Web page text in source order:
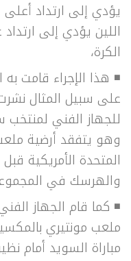
يؤدي إلى ارتداد
اللين يؤدي إلى
الكرة،
◾ هذا الإجراء قامت
وهو يتفقد أرضية
المتحدة الأمريكية
والهرسك في
◾ كما قام الجهاز
مباراة السويد أمام